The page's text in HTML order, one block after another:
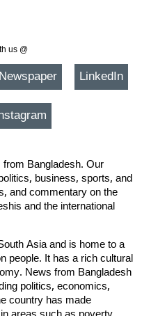
us @
LinkedIn
Bangladesh. Our
business, sports, and
and commentary on the
and the international
Asia and is home to a
people. It has a rich cultural
News from Bangladesh
politics, economics,
country has made